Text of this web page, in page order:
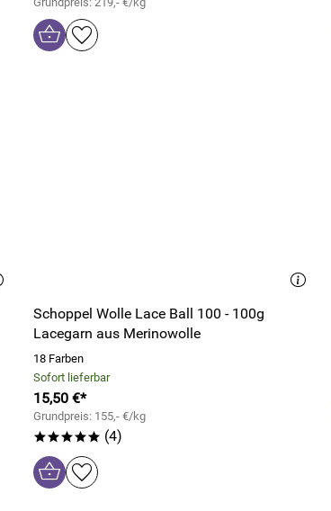
Schoppel Wolle Lace Ball 100 - 100g
Lacegarn aus Merinowolle
18 Farben
Sofort lieferbar
15,50 €*
Grundpreis: 155,- €/kg
***** (4)